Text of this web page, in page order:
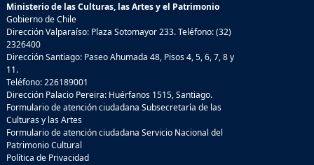
Ministerio de las Culturas, las Artes y el Patrimonio
Gobierno de Chile
Dirección Valparaíso: Plaza Sotomayor 233. Teléfono: (32)
2326400
Dirección Santiago: Paseo Ahumada 48, Pisos 4, 5, 6, 7, 8 y
11.
Teléfono: 226189001
Dirección Palacio Pereira: Huérfanos 1515, Santiago.
Formulario de atención ciudadana Subsecretaría de las
Culturas y las Artes
Formulario de atención ciudadana Servicio Nacional del
Patrimonio Cultural
Política de Privacidad